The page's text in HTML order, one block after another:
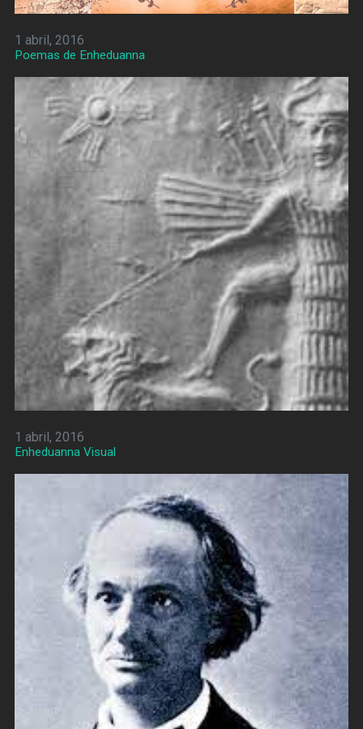
1 abril, 2016
Poemas de Enheduanna
1 abril, 2016
Enheduanna Visual